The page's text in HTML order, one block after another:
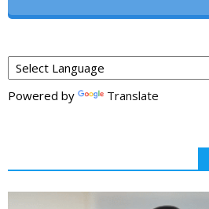
Powered by Translate